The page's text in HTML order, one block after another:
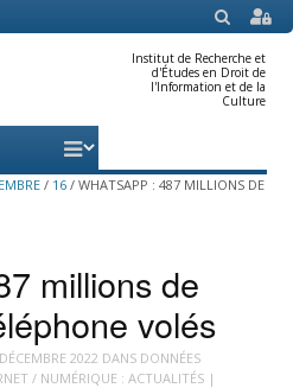
SEARCH
Institut de Recherche et
d'Études en Droit de
l'Information et de la
Culture
/ 16 / WHATSAPP : 487 MILLIONS DE
millions de
volés
2022 DANS DONNÉES
/ NUMÉRIQUE : ACTUALITÉS|